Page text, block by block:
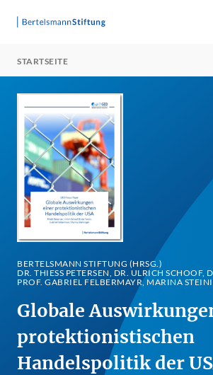
STARTSEITE
BERTELSMANN STIFTUNG (HRSG.)
DR. THIESS PETERSEN, DR. ULRICH SCHOOF,
ROF. GABRIEL FELBERMAYR, MARINA
Globale
protektionistischen
Handelspolitik der